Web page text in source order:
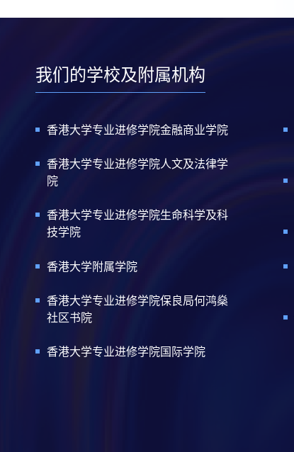
我们的学校及附属机构
香港大学专业进修学院金融商业学院
香港大学专业进修学院人文及法律学
院
香港大学专业进修学院生命科学及科
技学院
香港大学附属学院
香港大学专业进修学院保良局何鸿燊
社区书院
香港大学专业进修学院国际学院